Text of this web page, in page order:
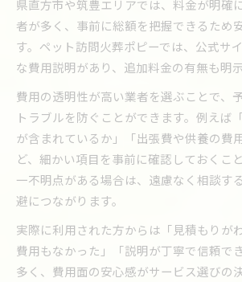
県直方市や筑豊エリアでは、料金が明確
者が多く、事前に総額を把握できるため
す。ペット訪問火葬ポピーでは、公式サ
な費用説明があり、追加料金の有無も明
費用の透明性が高い業者を選ぶことで、
トラブルを防ぐことができます。例えば
が含まれているか」「出張費や供養の費
ど、細かい項目を事前に確認しておくこ
一不明点がある場合は、遠慮なく相談す
避につながります。
実際に利用された方からは「見積もりが
費用もなかった」「説明が丁寧で信頼で
多く、費用面の安心感がサービス選びの